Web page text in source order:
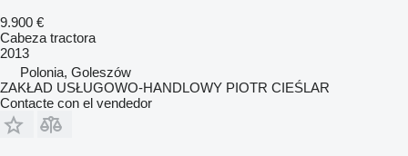
9.900 €
Cabeza tractora
2013
Polonia, Goleszów
ZAKŁAD USŁUGOWO-HANDLOWY PIOTR CIEŚLAR
Contacte con el vendedor